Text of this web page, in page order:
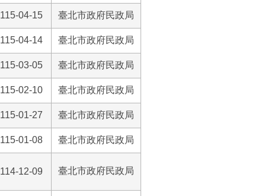
115-04-15 臺北市政府民政局
115-04-14 臺北市政府民政局
115-03-05 臺北市政府民政局
115-02-10 臺北市政府民政局
115-01-27 臺北市政府民政局
115-01-08 臺北市政府民政局
114-12-09 臺北市政府民政局